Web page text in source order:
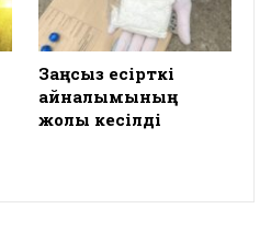
Заңсыз есірткі
айналымының
жолы кесілді